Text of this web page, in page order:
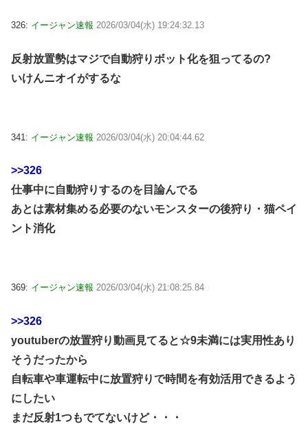
326: イージャン速報 2026/03/04(水) 19:24:32.13
反射放置勢はマジで自動狩りボット化を狙ってるの?
いけんニオイがするな
341: イージャン速報 2026/03/04(水) 20:04:44.62
>>326
仕事中に自動狩りするのを目論んでる
あとは素材集める必要のないモンスターの後狩り・猫ペイ
ント消化
369: イージャン速報 2026/03/04(水) 21:08:25.84
>>326
youtuberの放置狩り動画見てると☆9未満には実用性あり
そうだったから
自転車や車運転中に放置狩りで時間を有効活用できるよう
にしたい
まだ反射1つもでてないけど・・・